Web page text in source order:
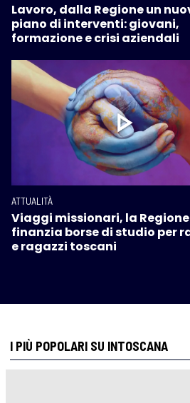
Lavoro, dalla Regione un
piano di interventi: giovani,
formazione e crisi aziendali
ATTUALITÀ
Viaggi missionari, la Regione
finanzia borse di studio per
e ragazzi toscani
I PIÙ POPOLARI SU INTOSCANA